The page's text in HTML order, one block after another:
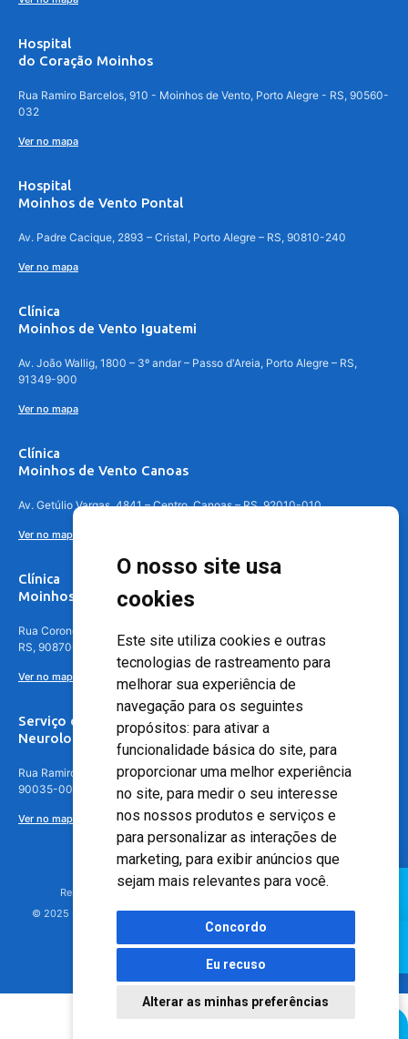
O nosso site usa
cookies
Este site utiliza cookies e outras
tecnologias de rastreamento para
melhorar sua experiência de
navegação para os seguintes
propósitos: para ativar a
funcionalidade básica do site, para
proporcionar uma melhor experiência
no site, para medir o seu interesse
nos nossos produtos e serviços e
para personalizar as interações de
marketing, para exibir anúncios que
sejam mais relevantes para você.
Concordo
Eu recuso
Alterar as minhas preferências
Hospital
do Coração Moinhos
Rua Ramiro Barcelos, 910 - Moinhos de Vento, Porto Alegre - RS, 90560-
032
Ver no mapa
Hospital
Moinhos de Vento Pontal
Av. Padre Cacique, 2893 – Cristal, Porto Alegre – RS, 90810-240
Ver no mapa
Clínica
Moinhos de Vento Iguatemi
Av. João Wallig, 1800 – 3º andar – Passo d'Areia, Porto Alegre – RS,
91349-900
Ver no mapa
Clínica
Moinhos de Vento Canoas
Av. Getúlio Vargas, 4841 – Centro, Canoas – RS, 92010-010
Ver no mapa
Clínica
Moinhos de Vento - Teresópolis
Rua Coronel Aparício Borges, 250 - 3º andar - Teresópolis, Porto Alegre -
RS, 90870-016
Ver no mapa
Serviço de
Neurologia
Rua Ramiro Barcelos, 630 – 5º andar – Floresta, Porto Alegre – RS,
90035-001
Ver no mapa
Responsável Técnico: Dr. Luiz Antonio Nasi - CREMERS 11217
© 2025 - Hospital Moinhos de Vento - Registro Empresa (CRM-RS): 425